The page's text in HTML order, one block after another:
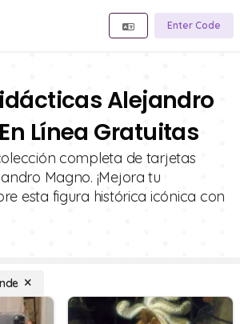
Enter Code
Alejandro
Línea Gratuitas
completa de tarjetas
Magno. ¡Mejora tu
esta figura histórica icónica con